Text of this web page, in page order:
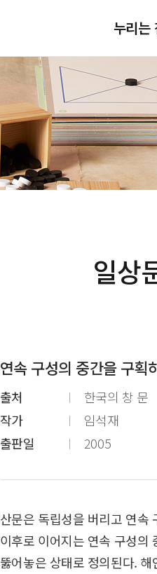
누리는
일상
연속 구성의 중간을 구획
출처
한국의 창 문
작가
임석재
출판일
2005
산문은 독립성을 버리고 연속
이후로 이어지는 연속 구성의
뚫어놓은 상태로 정의된다.